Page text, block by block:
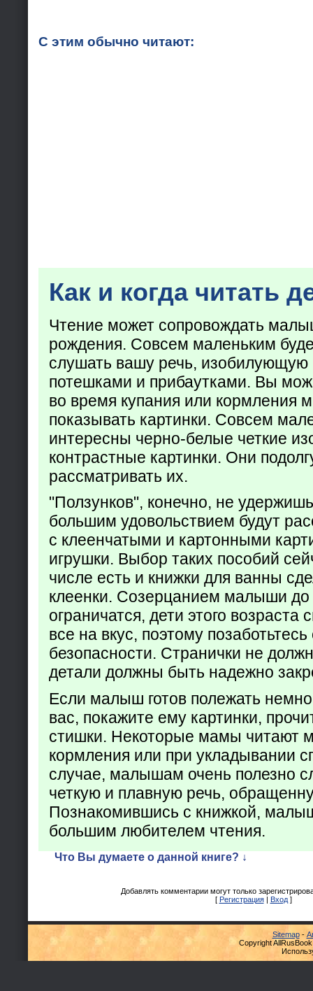
С этим обычно читают:
Как и когда читать
Чтение может сопровождать
рождения. Совсем маленьким
слушать вашу речь,
потешками и прибаутками. Вы
во время купания или кормления
показывать картинки. Совсем
интересны черно-белые четкие
контрастные картинки. Они
рассматривать их.
"Ползунков", конечно, не
большим удовольствием будут
с клеенчатыми и картонными
игрушки. Выбор таких пособий
числе есть и книжки для ванны
клеенки. Созерцанием малыши до
ограничатся, дети этого возраста
все на вкус, поэтому позаботьтесь
безопасности. Странички не
детали должны быть надежно
Если малыш готов полежать
вас, покажите ему картинки,
стишки. Некоторые мамы читают
кормления или при укладывании
случае, малышам очень полезно
четкую и плавную речь,
Познакомившись с книжкой,
большим любителем чтения.
Что Вы думаете о данной книге? ↓
Добавлять комментарии могут только
[ Регистрация| Вход]
Sitemap-
Copyright